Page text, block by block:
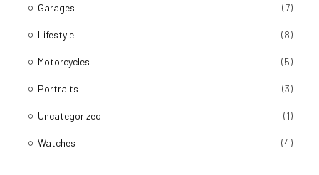
Garages (7)
Lifestyle (8)
Motorcycles (5)
Portraits (3)
Uncategorized (1)
Watches (4)